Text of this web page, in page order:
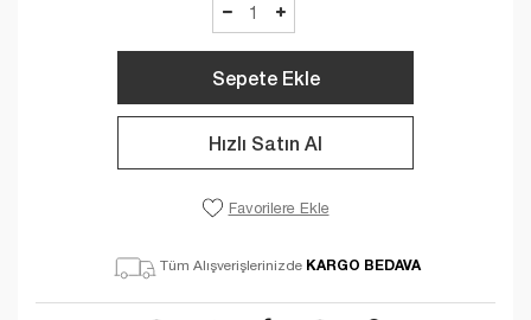
Sepete Ekle
Hızlı Satın Al
Favorilere Ekle
Tüm Alışverişlerinizde KARGO BEDAVA